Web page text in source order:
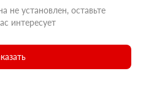
не установлен, оставьте
интересует